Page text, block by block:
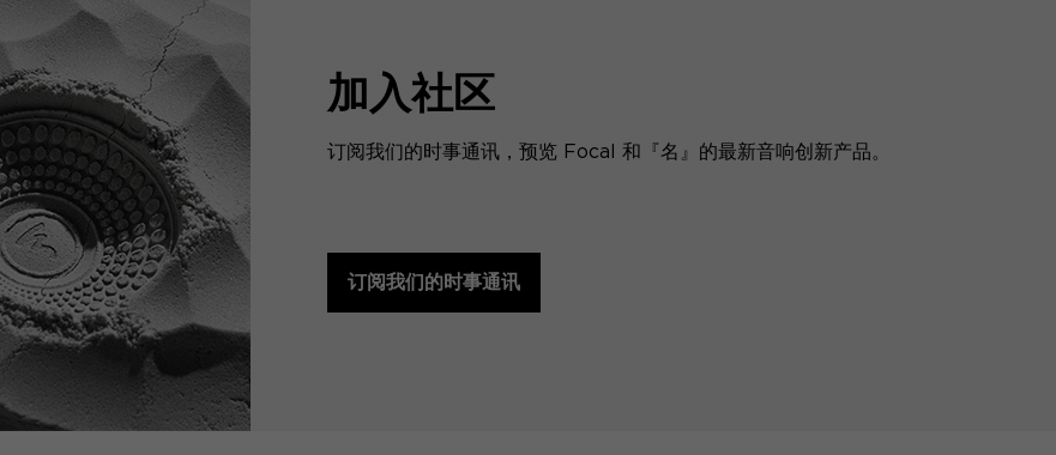
加入社区
订阅我们的时事通讯，预览 Focal 和『名』的最新音响创新产品。
订阅我们的时事通讯